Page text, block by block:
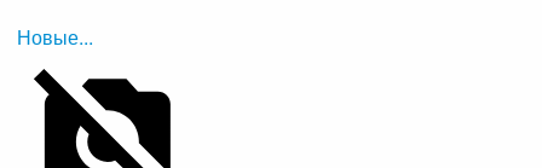
Новые...